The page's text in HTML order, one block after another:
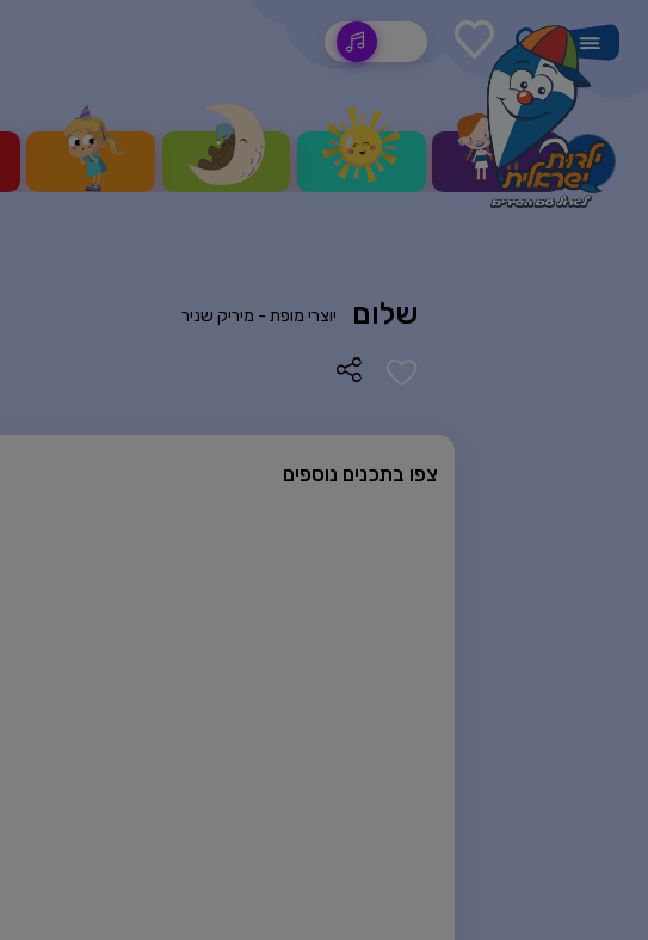
שירים
שלום יוצרי מופת - מיריק שניר
צפו בתכנים נוספים